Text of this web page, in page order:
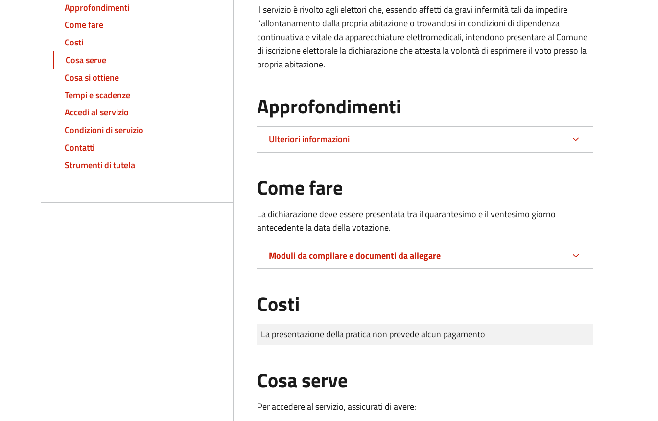
Approfondimenti
Come fare
Costi
Cosa serve
Cosa si ottiene
Tempi e scadenze
Accedi al servizio
Condizioni di servizio
Contatti
Strumenti di tutela
Il servizio è rivolto agli elettori che, essendo affetti da gravi infermità tali da impedire
l'allontanamento dalla propria abitazione o trovandosi in condizioni di dipendenza
continuativa e vitale da apparecchiature elettromedicali, intendono presentare al Comune
di iscrizione elettorale la dichiarazione che attesta la volontà di esprimere il voto presso la
propria abitazione.
Approfondimenti
Ulteriori informazioni
Come fare
La dichiarazione deve essere presentata tra il quarantesimo e il ventesimo giorno
antecedente la data della votazione.
Moduli da compilare e documenti da allegare
Costi
Tipo di pagamento
Importo
La presentazione della pratica non prevede alcun pagamento
Cosa serve
Per accedere al servizio, assicurati di avere: